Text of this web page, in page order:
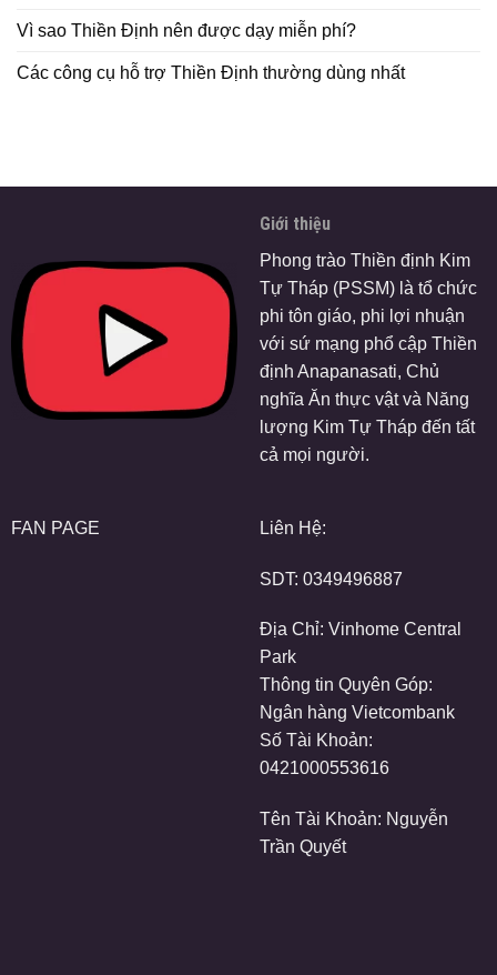
Vì sao Thiền Định nên được dạy miễn phí?
Các công cụ hỗ trợ Thiền Định thường dùng nhất
Giới thiệu
Phong trào Thiền định Kim
Tự Tháp (PSSM) là tổ chức
phi tôn giáo, phi lợi nhuận
với sứ mạng phổ cập Thiền
định Anapanasati, Chủ
nghĩa Ăn thực vật và Năng
lượng Kim Tự Tháp đến tất
cả mọi người.
FAN PAGE Liên Hệ:
SDT: 0349496887
Địa Chỉ: Vinhome Central
Park
Thông tin Quyên Góp:
Ngân hàng Vietcombank
Số Tài Khoản:
0421000553616
Tên Tài Khoản: Nguyễn
Trần Quyết